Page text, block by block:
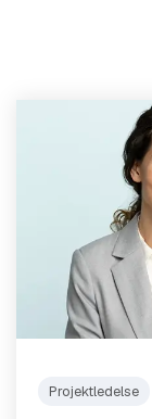
Projektledelse